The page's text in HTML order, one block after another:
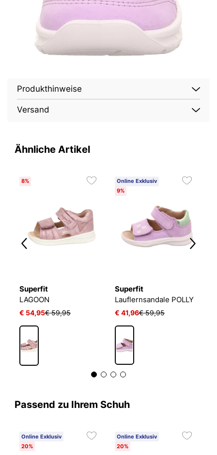
Produkthinweise
Versand
Ähnliche Artikel
8%
Superfit
LAGOON
€ 54,95€ 59,95
Online Exklusiv
9%
Superfit
Lauflernsandale POLLY
€ 41,96€ 59,95
Passend zu Ihrem Schuh
Online Exklusiv
20%
Online Exklusiv
20%